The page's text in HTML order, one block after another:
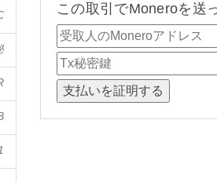
この取引でMoneroを送